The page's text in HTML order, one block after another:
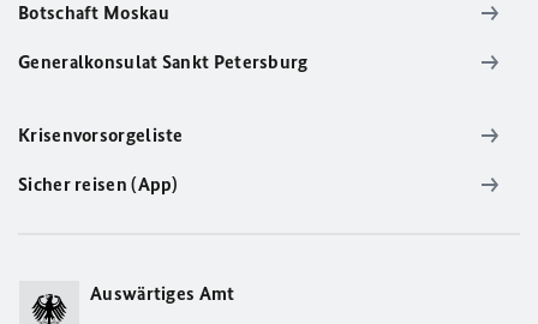
Botschaft Moskau
Generalkonsulat Sankt Petersburg
Krisenvorsorgeliste
Sicher reisen (App)
Auswärtiges Amt